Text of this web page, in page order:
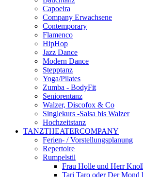
Capoeira
Company Erwachsene
Contemporary
Flamenco
HipHop
Jazz Dance
Modern Dance
Stepptanz
Yoga/Pilates
Zumba - BodyFit
Seniorentanz
Walzer, Discofox & Co
Singlekurs -Salsa bis Walzer
Hochzeitstanz
TANZTHEATERCOMPANY
Ferien- / Vorstellungsplanung
Repertoire
Rumpelstil
Frau Holle und Herr
Tari Taro oder Der Mond